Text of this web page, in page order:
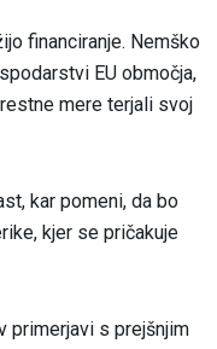
financiranje. Nemško
EU območja,
mere terjali svoj
kar pomeni, da bo
kjer se pričakuje
primerjavi s prejšnjim